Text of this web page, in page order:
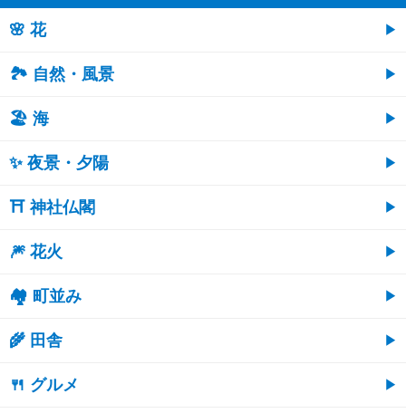
🌸 花
🏞️ 自然・風景
🏖 海
✨ 夜景・夕陽
⛩ 神社仏閣
🎆 花火
🏘 町並み
🌾 田舎
🍴 グルメ